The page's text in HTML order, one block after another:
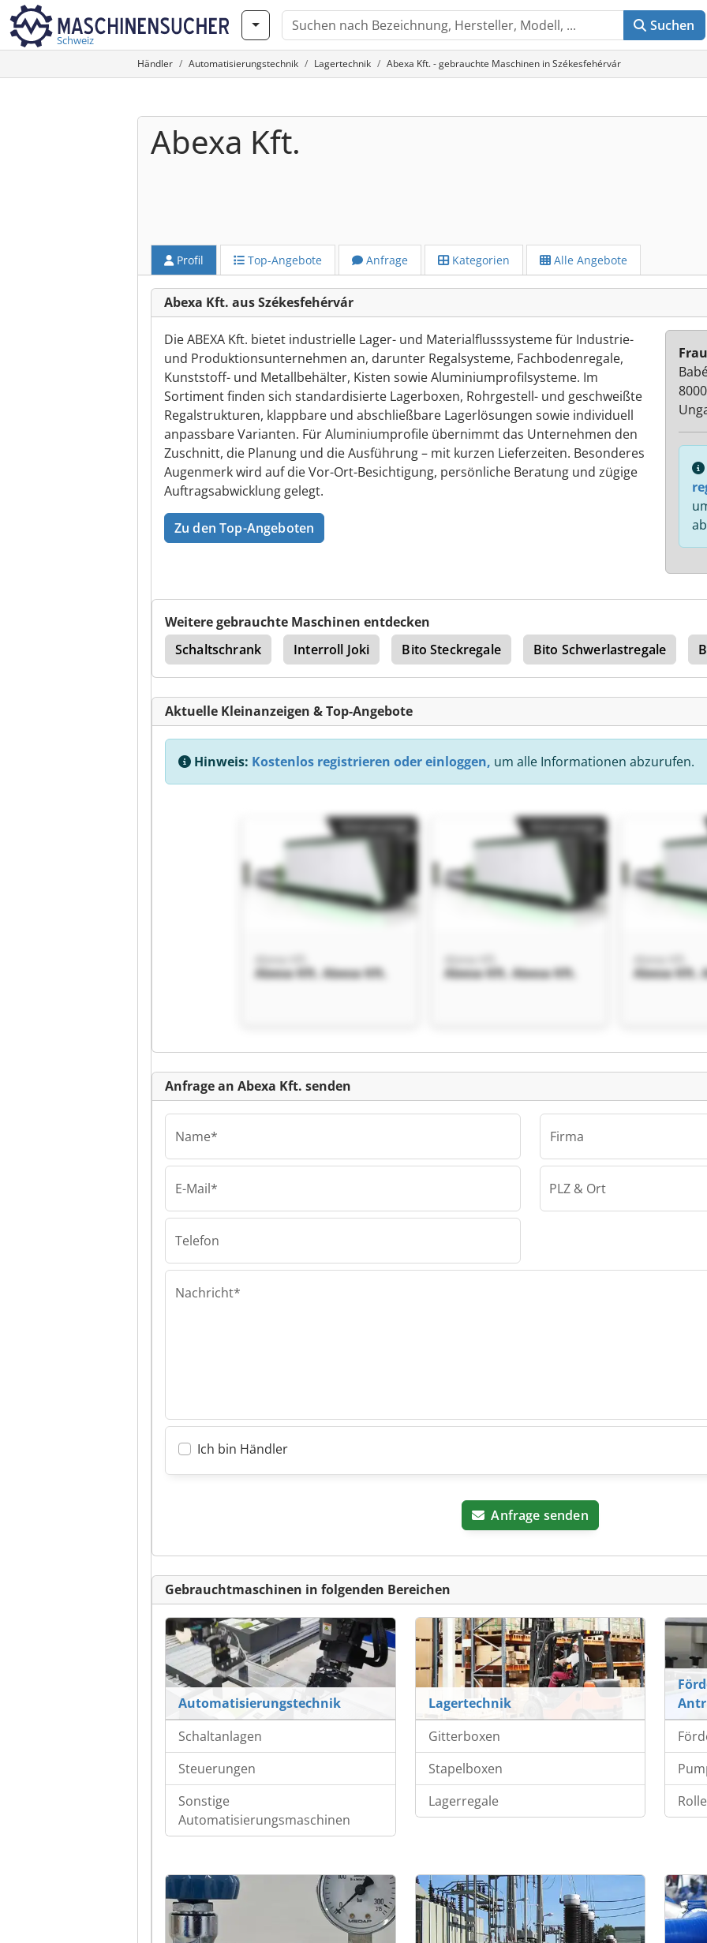
Schweiz
Suchen
Händler Automatisierungstechnik Lagertechnik Abexa Kft. - gebrauchte Maschinen in Székesfehérvár
Abexa Kft.
Profil Top-Angebote Anfrage Kategorien Alle Angebote
Abexa Kft. aus Székesfehérvár
Die ABEXA Kft. bietet industrielle Lager- und Materialflusssysteme für Industrie-
und Produktionsunternehmen an, darunter Regalsysteme, Fachbodenregale,
Kunststoff- und Metallbehälter, Kisten sowie Aluminiumprofilsysteme. Im
Sortiment finden sich standardisierte Lagerboxen, Rohrgestell- und geschweißte
Regalstrukturen, klappbare und abschließbare Lagerlösungen sowie individuell
anpassbare Varianten. Für Aluminiumprofile übernimmt das Unternehmen den
Zuschnitt, die Planung und die Ausführung – mit kurzen Lieferzeiten. Besonderes
Augenmerk wird auf die Vor-Ort-Besichtigung, persönliche Beratung und zügige
Auftragsabwicklung gelegt.
Zu den Top-Angeboten
Weitere gebrauchte Maschinen entdecken
Schaltschrank
Interroll Joki Bito Steckregale Bito Schwerlastregale
Aktuelle Kleinanzeigen & Top-Angebote
Hinweis: Kostenlos registrieren oder einloggen, um alle Informationen abzurufen.
Abexa Kft.
Abexa Kft. Abexa Kft.
Abexa Kft.
Abexa Kft. Abexa Kft.
Abexa Kft.
Abexa Kft.
Kleinanzeige
Anfrage an Abexa Kft. senden
Name*
E-Mail*
Telefon
Firma
PLZ & Ort
Nachricht*
Ich bin Händler
Anfrage senden
Gebrauchtmaschinen in folgenden Bereichen
Automatisierungstechnik
Schaltanlagen
Steuerungen
Sonstige
Automatisierungsmaschinen
Lagertechnik
Gitterboxen
Stapelboxen
Lagerregale